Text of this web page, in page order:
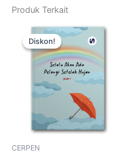
Produk Terkait
Diskon!
Diskon!
CERPEN
Harga
aslinya
adalah:
Rp50.000.
Harga
saat
ini
adalah:
Kuantitas
Selalu
Akan
Pelangi
Setelah
Hujan